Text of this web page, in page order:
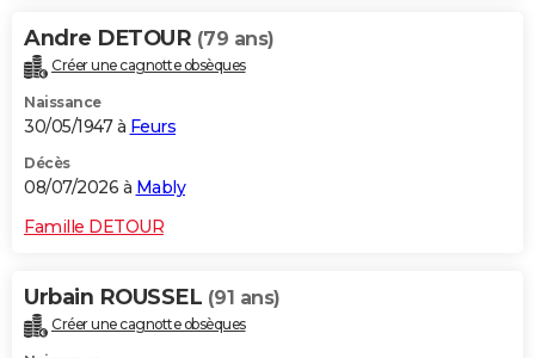
Andre DETOUR (79 ans)
Créer une cagnotte obsèques
Naissance
30/05/1947 à Feurs
Décès
08/07/2026 à Mably
Famille DETOUR
Urbain ROUSSEL (91 ans)
Créer une cagnotte obsèques